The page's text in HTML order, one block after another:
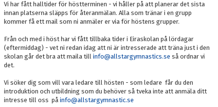
Vi har fått halltider för höstterminen - vi håller på att planerar det sista
innan platserna släpps för återanmälan. Alla som tränar i en grupp
kommer få ett mail som ni anmäler er via för höstens grupper.
Från och med i höst har vi fått tillbaka tider i Eiraskolan på lördagar
(eftermiddag) - vet ni redan idag att ni är intresserade att träna just i den
skolan går det bra att maila till info@allstargymnastics.se så ordnar vi
det.
Vi söker dig som vill vara ledare till hösten - som ledare får du den
introduktion och utbildning som du behöver så tveka inte att anmäla ditt
intresse till oss på info@allstargymnastic.se